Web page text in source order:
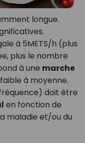
longue.
à 5METS/h (plus
plus le nombre
à une marche
à moyenne.
doit être
en fonction de
maladie et/ou du